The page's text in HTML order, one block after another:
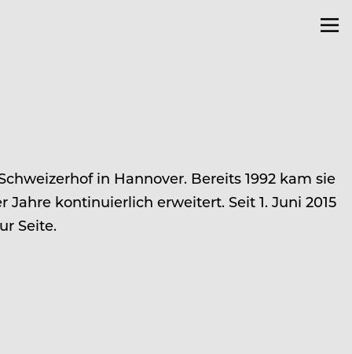
in Hannover. Bereits 1992 kam sie
kontinuierlich erweitert. Seit 1. Juni 2015
Seite.